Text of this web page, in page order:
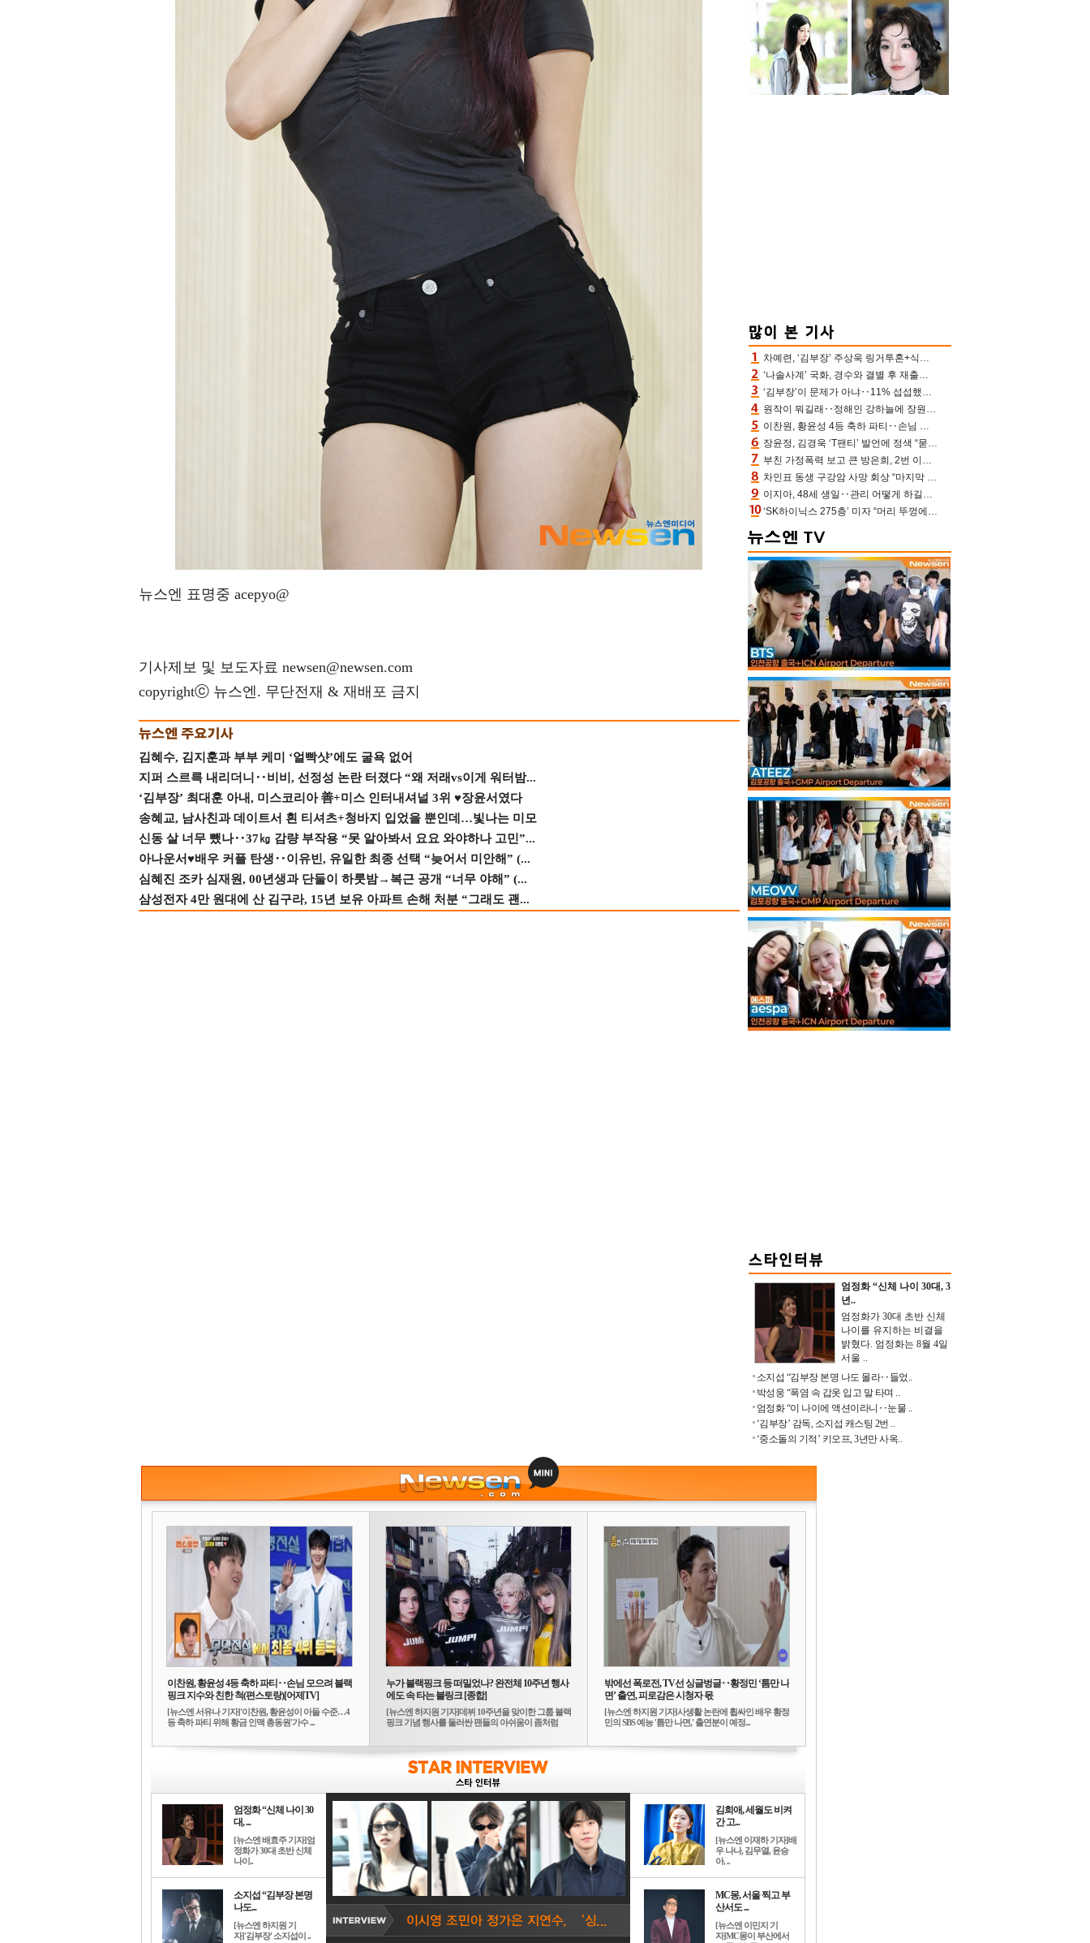
뉴스엔 표명중 acepyo@
기사제보 및 보도자료 newsen@newsen.com
copyrightⓒ 뉴스엔. 무단전재 & 재배포 금지
김혜수, 김지훈과 부부 케미 ‘얼빡샷’에도 굴욕 없어
지퍼 스르륵 내리더니‥비비, 선정성 논란 터졌다 “왜 저래vs이게 워터밤...
‘김부장’ 최대훈 아내, 미스코리아 善+미스 인터내셔널 3위 ♥장윤서였다
송혜교, 남사친과 데이트서 흰 티셔츠+청바지 입었을 뿐인데…빛나는 미모
신동 살 너무 뺐나‥37㎏ 감량 부작용 “못 알아봐서 요요 와야하나 고민”...
아나운서♥배우 커플 탄생‥이유빈, 유일한 최종 선택 “늦어서 미안해” (...
심혜진 조카 심재원, 00년생과 단둘이 하룻밤→복근 공개 “너무 야해” (...
삼성전자 4만 원대에 산 김구라, 15년 보유 아파트 손해 처분 “그래도 괜...
차예련, ‘김부장’ 주상욱 링거투혼+식스팩 비화 “옷 벗는데 아저씨는 안 된다고”(차장금)
‘나솔사계’ 국화, 경수와 결별 후 재출연…첫인상 3표 몰표
‘김부장’이 문제가 아냐‥11% 섭섭했던 ‘재벌X형사2’ 돈·빽 총동원해 컴백 [TV보고서]
원작이 뭐길래‥정해인 강하늘에 장원영까지 참여한 이 영화
이찬원, 황윤성 4등 축하 파티‥손님 모으려 블랙핑크 지수와 친한 척(편스토랑)[어제TV]
장윤정, 김경욱 ‘T팬티’ 발언에 정색 “묻지 않았는데, 그것도 성희롱”(장공장)
부친 가정폭력 보고 큰 방은희, 2번 이혼 후 잠수→母 고독사에 자책(특종세상)[어제TV]
차인표 동생 구강암 사망 회상 “마지막 순간 동생 손 잡아준 신애라, 두고두고 고마워” (신애라이프)
이지아, 48세 생일‥관리 어떻게 하길래 놀라운 동안 미모
‘SK하이닉스 275층’ 미자 “머리 뚜껑에서 사, 주식만 안 해도 돈 버는 것”
엄정화 “신체 나이 30대, 3
년..
엄정화가 30대 초반 신체
나이를 유지하는 비결을
밝혔다. 엄정화는 8월 4일
서울 ..
소지섭 “김부장 본명 나도 몰라‥들었..
박성웅 “폭염 속 갑옷 입고 말 타며 ..
엄정화 “이 나이에 액션이라니‥눈물 ..
‘김부장’ 감독, 소지섭 캐스팅 2번 ..
‘중소돌의 기적’ 키오프, 3년만 사옥..
이찬원, 황윤성 4등 축하 파티‥손님 모으려 블랙
핑크 지수와 친한 척(편스토랑)[어제TV]
[뉴스엔 서유나 기자]'이찬원, 황윤성이 아들 수준…4
등 축하 파티 위해 황금 인맥 총동원'가수 ...
누가 블랙핑크 등 떠밀었나? 완전체 10주년 행사
에도 속 타는 블링크 [종합]
[뉴스엔 하지원 기자]데뷔 10주년을 맞이한 그룹 블랙
핑크 기념 행사를 둘러싼 팬들의 아쉬움이 좀처럼
밖에선 폭로전, TV선 싱글벙글‥황정민 ‘틈만 나
면’ 출연, 피로감은 시청자 몫
[뉴스엔 하지원 기자]사생활 논란에 휩싸인 배우 황정
민의 SBS 예능 '틈만 나면,' 출연분이 예정...
엄정화 “신체 나이 30
대, ...
[뉴스엔 배효주 기자]엄
정화가 30대 초반 신체
나이..
소지섭 “김부장 본명
나도...
[뉴스엔 하지원 기
자]'김부장' 소지섭이 ..
김희애, 세월도 비켜
간 고...
[뉴스엔 이재하 기자]배
우 나나, 김무열, 윤승
아, ..
MC몽, 서울 찍고 부
산서도 ...
[뉴스엔 이민지 기
자]MC몽이 부산에서